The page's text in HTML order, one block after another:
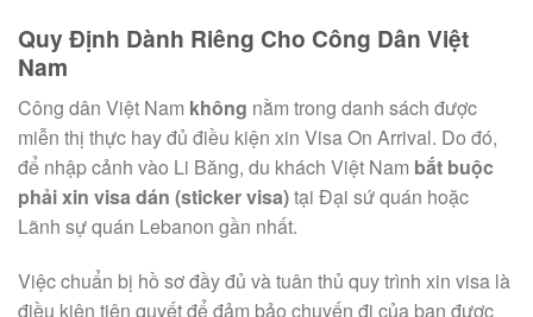
Quy Định Dành Riêng Cho Công Dân Việt
Nam
Công dân Việt Nam không nằm trong danh sách được
miễn thị thực hay đủ điều kiện xin Visa On Arrival. Do đó,
để nhập cảnh vào Li Băng, du khách Việt Nam bắt buộc
phải xin visa dán (sticker visa)tại Đại sứ quán hoặc
Lãnh sự quán Lebanon gần nhất.
Việc chuẩn bị hồ sơ đầy đủ và tuân thủ quy trình xin visa là
điều kiện tiên quyết để đảm bảo chuyến đi của bạn được